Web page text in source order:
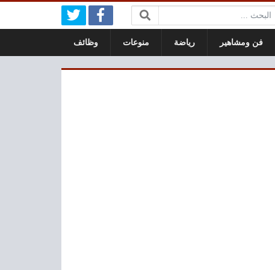
البحث:
فن ومشاهير رياضة منوعات وظائف